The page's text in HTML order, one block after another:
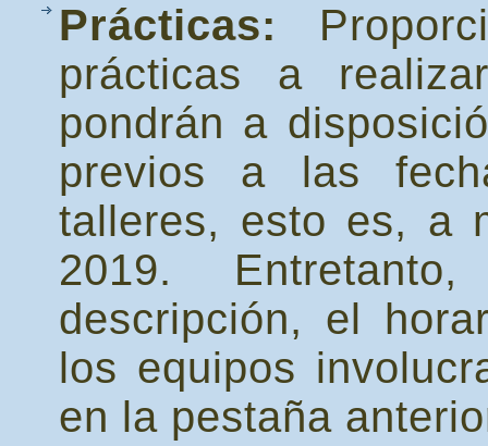
Prácticas:
prácticas a
pondrán a
previos a las
talleres, esto es, a
2019.
descripción, el
los equipos
en la pestaña